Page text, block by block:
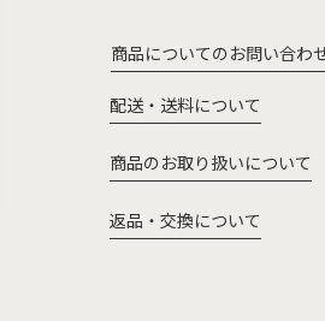
商品についてのお問い合わ
配送・送料について
商品のお取り扱いについて
返品・交換について